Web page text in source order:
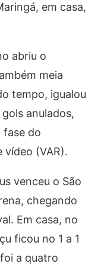
em casa,
abriu o
meia
tempo, igualou
anulados,
fase do
vídeo (VAR).
venceu o São
chegando
Em casa, no
ficou no 1 a 1
a quatro